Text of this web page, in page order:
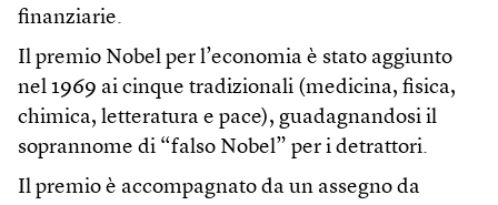
finanziarie.
Il premio Nobel per l’economia è stato aggiunto
nel 1969 ai cinque tradizionali (medicina, fisica,
chimica, letteratura e pace), guadagnandosi il
soprannome di “falso Nobel” per i detrattori.
Il premio è accompagnato da un assegno da